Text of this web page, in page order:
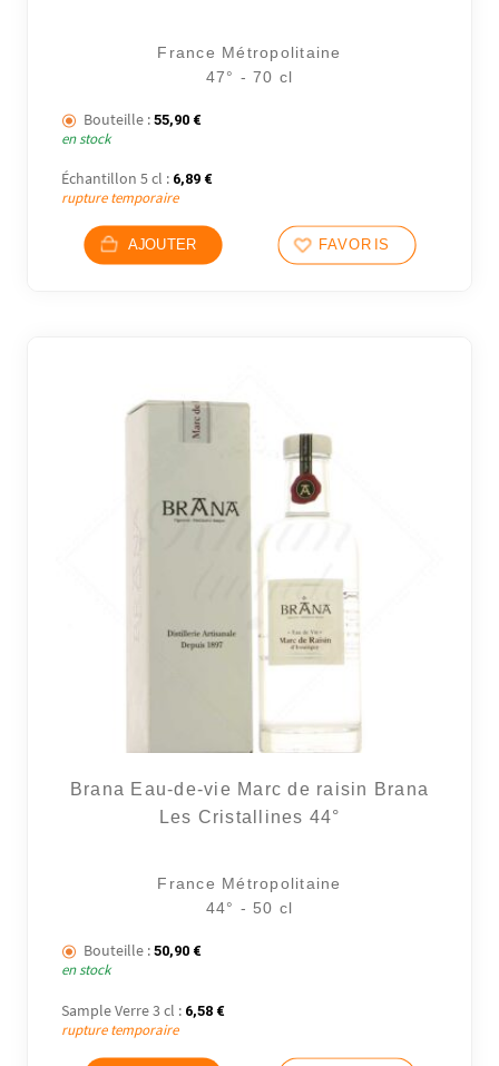
France Métropolitaine
47° - 70 cl
Bouteille : 55,90 €
en stock
Échantillon 5 cl : 6,89 €
rupture temporaire
AJOUTER FAVORIS
Brana Eau-de-vie Marc de raisin Brana
Les Cristallines 44°
France Métropolitaine
44° - 50 cl
Bouteille : 50,90 €
en stock
Sample Verre 3 cl : 6,58 €
rupture temporaire